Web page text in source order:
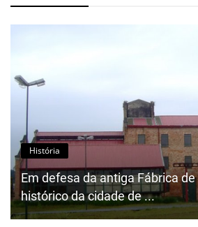
História
Em defesa da antiga Fábrica
histórico da cidade de ...